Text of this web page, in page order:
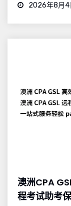
2026年8月4
澳洲CPA
程考试助考